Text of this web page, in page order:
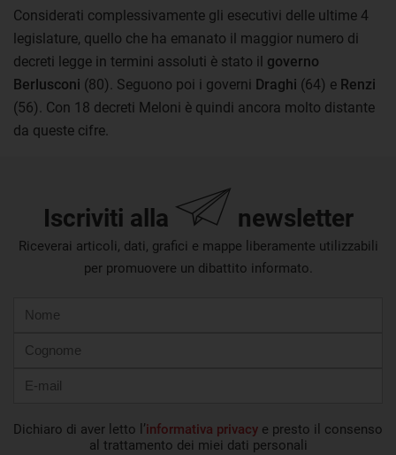
Considerati complessivamente gli esecutivi delle ultime 4
legislature, quello che ha emanato il maggior numero di
decreti legge in termini assoluti è stato il governo
Berlusconi (80). Seguono poi i governi Draghi (64) e Renzi
(56). Con 18 decreti Meloni è quindi ancora molto distante
da queste cifre.
Iscriviti alla newsletter
Riceverai articoli, dati, grafici e mappe liberamente utilizzabili
per promuovere un dibattito informato.
mail
Dichiaro di aver letto l’informativa privacy e presto il consenso
al trattamento dei miei dati personali